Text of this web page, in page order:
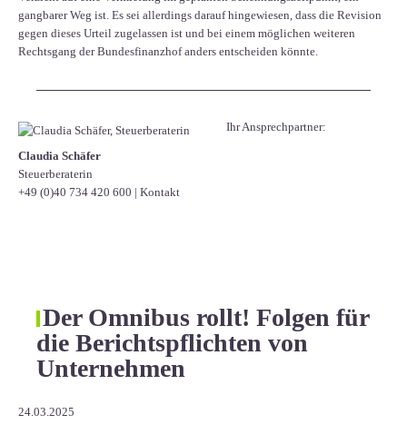
gangbarer Weg ist. Es sei allerdings darauf hingewiesen, dass die Revision
gegen dieses Urteil zugelassen ist und bei einem möglichen weiteren
Rechtsgang der Bundesfinanzhof anders entscheiden könnte.
Ihr Ansprechpartner:
Claudia Schäfer
Steuerberaterin
+49 (0)40 734 420 600 | Kontakt
Der Omnibus rollt! Folgen für
die Berichtspflichten von
Unternehmen
24.03.2025